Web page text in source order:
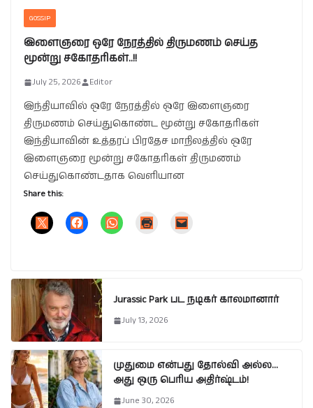
GOSSIP
இளைஞரை ஒரே நேரத்தில் திருமணம் செய்த
மூன்று சகோதரிகள்..!!
July 25, 2026 Editor
இந்தியாவில் ஒரே நேரத்தில் ஒரே இளைஞரை
திருமணம் செய்துகொண்ட மூன்று சகோதரிகள்
இந்தியாவின் உத்தரப் பிரதேச மாநிலத்தில் ஒரே
இளைஞரை மூன்று சகோதரிகள் திருமணம்
செய்துகொண்டதாக வெளியான
Share this:
Jurassic Park பட நடிகர் காலமானார்
July 13, 2026
முதுமை என்பது தோல்வி அல்ல…
அது ஒரு பெரிய அதிர்ஷ்டம்!
June 30, 2026